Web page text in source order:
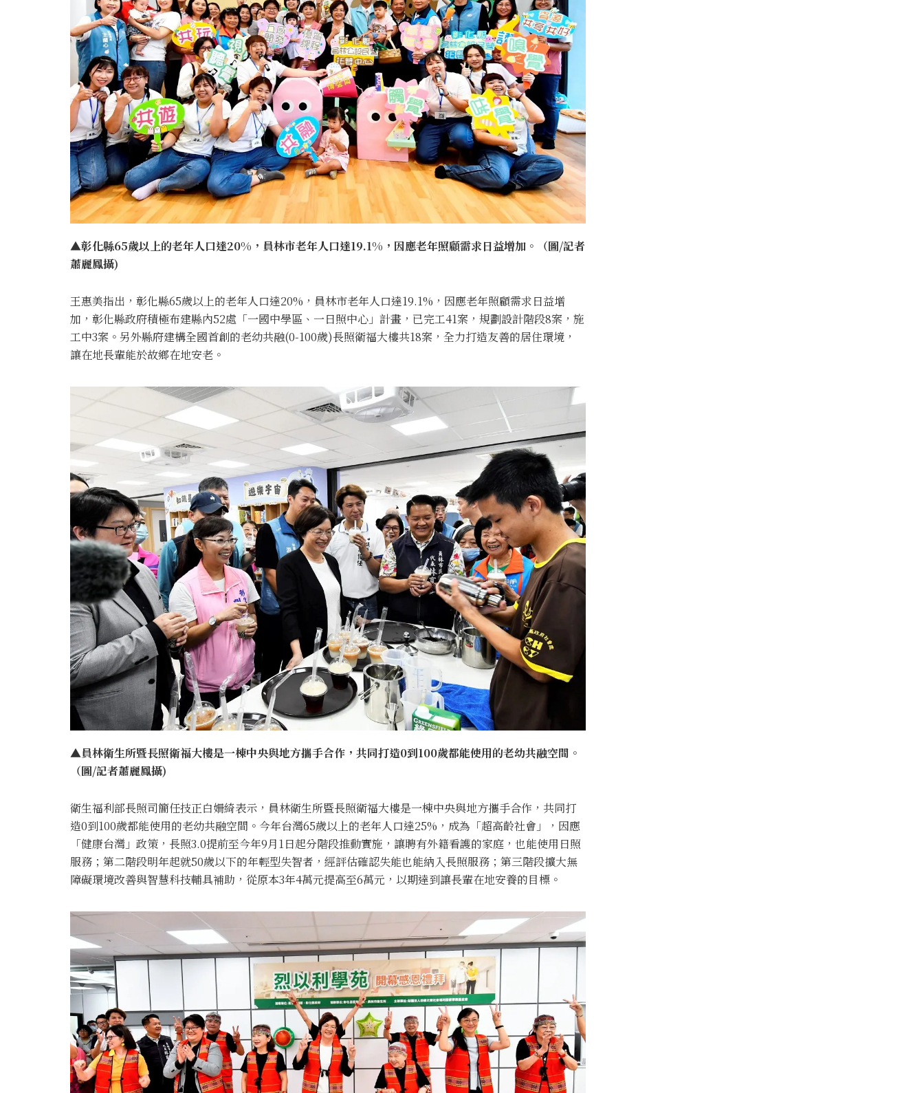
▲彰化縣65歲以上的老年人口達20%，員林市老年人口達19.1%，因應老年照顧需求日益增加。（圖/記者
蕭麗鳳攝)
王惠美指出，彰化縣65歲以上的老年人口達20%，員林市老年人口達19.1%，因應老年照顧需求日益增
加，彰化縣政府積極布建縣內52處「一國中學區、一日照中心」計畫，已完工41案，規劃設計階段8案，施
工中3案。另外縣府建構全國首創的老幼共融(0-100歲)長照衛福大樓共18案，全力打造友善的居住環境，
讓在地長輩能於故鄉在地安老。
▲員林衛生所暨長照衛福大樓是一棟中央與地方攜手合作，共同打造0到100歲都能使用的老幼共融空間。
（圖/記者蕭麗鳳攝)
衛生福利部長照司簡任技正白姍綺表示，員林衛生所暨長照衛福大樓是一棟中央與地方攜手合作，共同打
造0到100歲都能使用的老幼共融空間。今年台灣65歲以上的老年人口達25%，成為「超高齡社會」，因應
「健康台灣」政策，長照3.0提前至今年9月1日起分階段推動實施，讓聘有外籍看護的家庭，也能使用日照
服務；第二階段明年起就50歲以下的年輕型失智者，經評估確認失能也能納入長照服務；第三階段擴大無
障礙環境改善與智慧科技輔具補助，從原本3年4萬元提高至6萬元，以期達到讓長輩在地安養的目標。